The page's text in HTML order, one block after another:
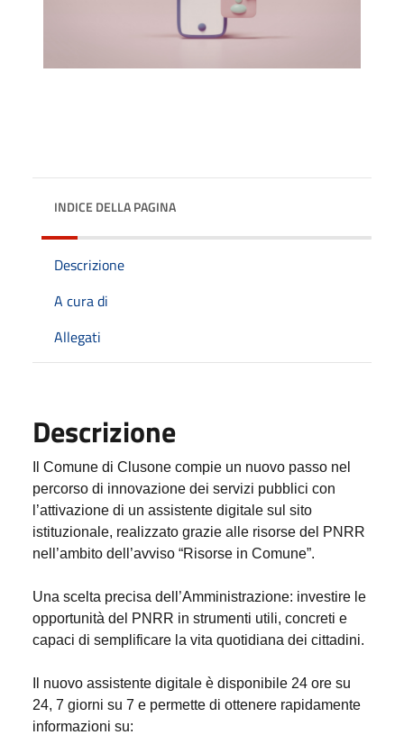
INDICE DELLA PAGINA
Descrizione
A cura di
Allegati
Descrizione
Il Comune di Clusone compie un nuovo passo nel
percorso di innovazione dei servizi pubblici con
l’attivazione di un assistente digitale sul sito
istituzionale, realizzato grazie alle risorse del PNRR
nell’ambito dell’avviso “Risorse in Comune”.
Una scelta precisa dell’Amministrazione: investire le
opportunità del PNRR in strumenti utili, concreti e
capaci di semplificare la vita quotidiana dei cittadini.
Il nuovo assistente digitale è disponibile 24 ore su
24, 7 giorni su 7 e permette di ottenere rapidamente
informazioni su: